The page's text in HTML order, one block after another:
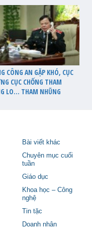
CÔNG AN GẶP KHÓ, CỤC
CỤC CHỐNG THAM
LO… THAM NHŨNG
Bài viết khác
Chuyên mục cuối
tuần
Giáo dục
Khoa học – Công
nghệ
Tin tặc
Doanh nhân